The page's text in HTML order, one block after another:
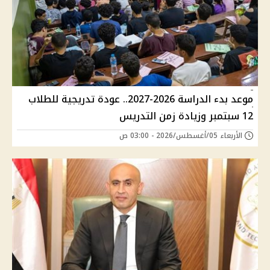
موعد بدء الدراسة 2026-2027.. عودة تدريجية للطلاب
12 سبتمبر وزيادة زمن التدريس
الأربعاء 05/أغسطس/2026 - 03:00 ص